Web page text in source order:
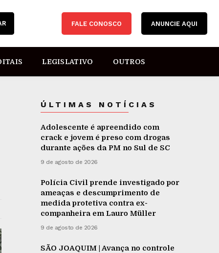
FALE CONOSCO ANUNCIE AQUI
LEGISLATIVO OUTROS
ÚLTIMAS NOTÍCIAS
Adolescente é apreendido com
crack e jovem é preso com drogas
durante ações da PM no Sul de SC
9 de agosto de 2026
Polícia Civil prende investigado por
ameaças e descumprimento de
medida protetiva contra ex-
companheira em Lauro Müller
9 de agosto de 2026
SÃO JOAQUIM | Avança no controle